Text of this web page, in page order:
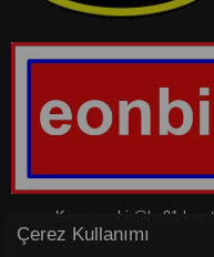
Kep : eonbir@hs01.kep.tr
Çerez Kullanımı